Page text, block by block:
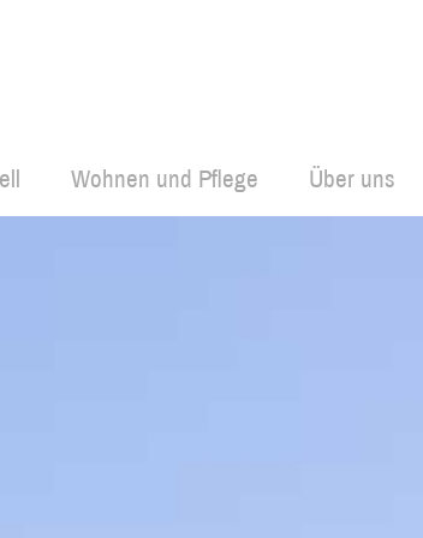
Wohnen und Pflege Über uns